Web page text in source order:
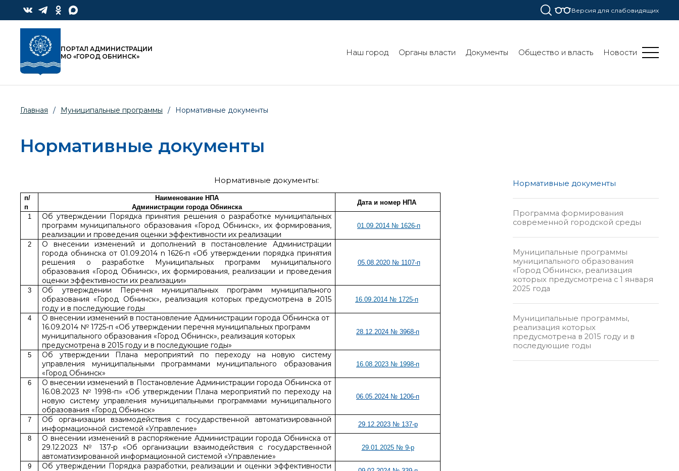
Версия для слабовидящих
ПОРТАЛ АДМИНИСТРАЦИИ
МО «ГОРОД ОБНИНСК»
Наш город Органы власти Документы Общество и власть Новости
Главная / Муниципальные программы / Нормативные документы
Нормативные документы
Нормативные документы:
п/
п
Наименование НПА
Администрации города Обнинска
Дата и номер НПА
1
Об утверждении Порядка принятия решения о разработке муниципальных
программ муниципального образования «Город Обнинск», их формирования,
реализации и проведения оценки эффективности их реализации
01.09.2014 № 1626-п
2
О внесении изменений и дополнений в постановление Администрации
города обнинска от 01.09.2014 n 1626-п «Об утверждении порядка принятия
решения о разработке Муниципальных программ муниципального
образования «Город Обнинск», их формирования, реализации и проведения
оценки эффективности их реализации»
05.08.2020 № 1107-п
3
Об утверждении Перечня муниципальных программ муниципального
образования «Город Обнинск», реализация которых предусмотрена в 2015
году и в последующие годы
16.09.2014 № 1725-п
4
О внесении изменений в постановление Администрации города Обнинска от
16.09.2014 № 1725-п «Об утверждении перечня муниципальных программ
муниципального образования «Город Обнинск», реализация которых
предусмотрена в 2015 году и в последующие годы»
28.12.2024 № 3968-п
5
Об утверждении Плана мероприятий по переходу на новую систему
управления муниципальными программами муниципального образования
«Город Обнинск»
16.08.2023 № 1998-п
6
О внесении изменений в Постановление Администрации города Обнинска от
16.08.2023 № 1998-п» «Об утверждении Плана мероприятий по переходу на
новую систему управления муниципальными программами муниципального
образования «Город Обнинск»
06.05.2024 № 1206-п
7
Об организации взаимодействия с государственной автоматизированной
информационной системой «Управление»
29.12.2023 № 137-р
8
О внесении изменений в распоряжение Администрации города Обнинска от
29.12.2023 № 137-р «Об организации взаимодействия с государственной
автоматизированной информационной системой «Управление»
29.01.2025 № 9-р
9
Об утверждении Порядка разработки, реализации и оценки эффективности
Нормативные документы
Программа формирования
современной городской среды
Муниципальные программы
муниципального образования
«Город Обнинск», реализация
которых предусмотрена с 1 января
2025 года
Муниципальные программы,
реализация которых
предусмотрена в 2015 году и в
последующие годы